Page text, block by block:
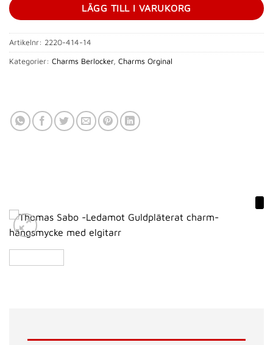
LÄGG TILL I VARUKORG
Artikelnr: 2220-414-14
Kategorier: Charms Berlocker, Charms Orginal